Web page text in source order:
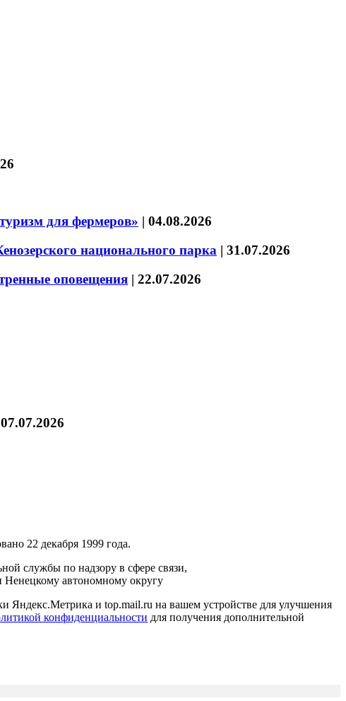
для фермеров» | 04.08.2026
национального парка | 31.07.2026
оповещения | 22.07.2026
07.07.2026
22 декабря 1999 года.
службы по надзору в сфере связи,
автономному округу
Яндекс.Метрика и top.mail.ru на вашем устройстве для улучшения
конфиденциальности для получения дополнительной